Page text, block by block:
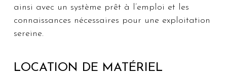
ainsi avec un système prêt à l’emploi et les
connaissances nécessaires pour une exploitation
sereine.
LOCATION DE MATÉRIEL